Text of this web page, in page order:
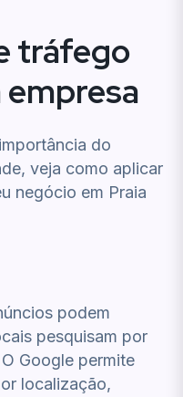
tráfego
empresa
do
veja como aplicar
negócio em Praia
podem
pesquisam por
Google permite
localização,